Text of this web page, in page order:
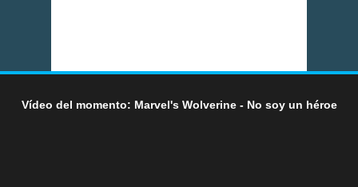
Vídeo del momento: Marvel's Wolverine - No soy un héroe